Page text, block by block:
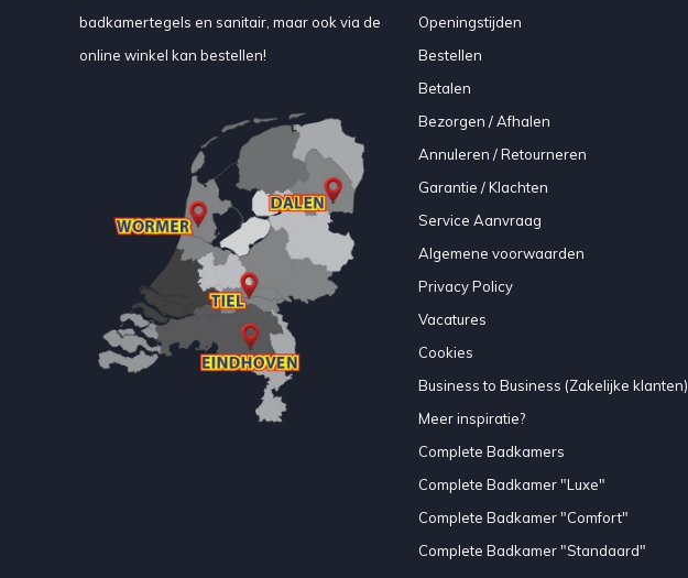
badkamertegels en sanitair, maar ook via de
online winkel kan bestellen!
Openingstijden
Bestellen
Betalen
Bezorgen / Afhalen
Annuleren / Retourneren
Garantie / Klachten
Service Aanvraag
Algemene voorwaarden
Privacy Policy
Vacatures
Cookies
Business to Business (Zakelijke klanten)
Meer inspiratie?
Complete Badkamers
Complete Badkamer "Luxe"
Complete Badkamer "Comfort"
Complete Badkamer "Standaard"